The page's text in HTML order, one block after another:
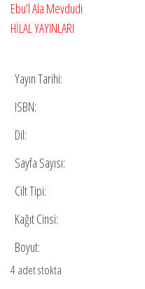
₺250,00.
Ebu’l Ala Mevdudi
HİLAL YAYINLARI
Yayın Tarihi:
ISBN:
Dil:
Sayfa Sayısı:
Cilt Tipi:
Kağıt Cinsi:
Boyut:
4 adet stokta